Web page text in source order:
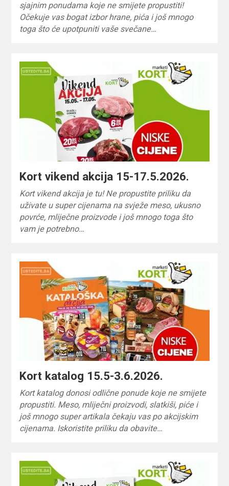
sjajnim ponudama koje ne smijete propustiti!
Očekuje vas bogat izbor hrane, pića i još mnogo
toga što će upotpuniti vaše svečane…
Kort vikend akcija 15-17.5.2026.
Kort vikend akcija je tu! Ne propustite priliku da
uživate u super cijenama na svježe meso, ukusno
povrće, mliječne proizvode i još mnogo toga što
vam je potrebno…
Kort katalog 15.5-3.6.2026.
Kort katalog donosi odlične ponude koje ne smijete
propustiti. Meso, mliječni proizvodi, slatkiši, piće i
još mnogo super artikala čekaju vas po akcijskim
cijenama. Iskoristite priliku da obavite…